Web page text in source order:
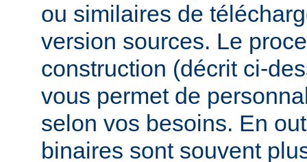
ou similaires de
version sources. Le
construction (décrit ci-
vous permet de
selon vos besoins. En
binaires sont souvent